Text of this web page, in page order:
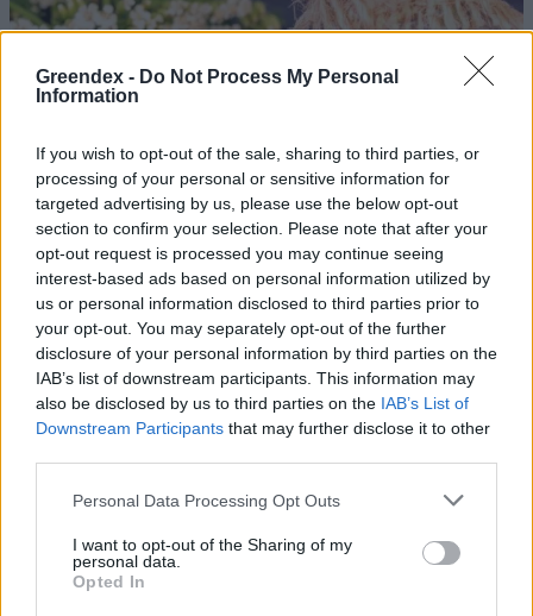
Greendex - Do Not Process My Personal
Information
If you wish to opt-out of the sale, sharing to third parties, or
processing of your personal or sensitive information for
targeted advertising by us, please use the below opt-out
section to confirm your selection. Please note that after your
opt-out request is processed you may continue seeing
interest-based ads based on personal information utilized by
us or personal information disclosed to third parties prior to
your opt-out. You may separately opt-out of the further
disclosure of your personal information by third parties on the
IAB’s list of downstream participants. This information may
also be disclosed by us to third parties on the IAB’s List of
Downstream Participants that may further disclose it to other
Personal Data Processing Opt Outs
I want to opt-out of the Sharing of my
personal data.
Opted In
Ezt a növényt már az őskorban is ismerték, a népi gyógyászatban
pedig ma is számos betegség ellen használják.
Születésnapi programokkal várja a
Fővárosi Állatkert